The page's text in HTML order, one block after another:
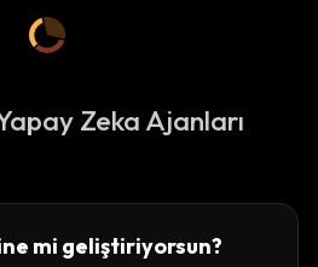
Zeka Ajanları
mi geliştiriyorsun?